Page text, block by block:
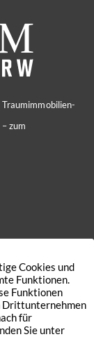
zum